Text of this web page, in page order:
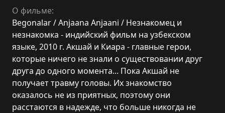
О фильме:
Begonalar / Anjaana Anjaani / Незнакомец и
незнакомка - индийский фильм на узбекском
языке, 2010 г. Акшай и Киара - главные герои,
которые ничего не знали о существовании друг
друга до одного момента... Пока Акшай не
получает травму головы. Их знакомство
оказалось не из приятных, поэтому они
расстаются в надежде, что больше никогда не